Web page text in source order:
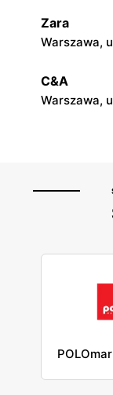
moje sklepy
Hyżne, ul.
Zara
Warszawa,
C&A
Warszawa,